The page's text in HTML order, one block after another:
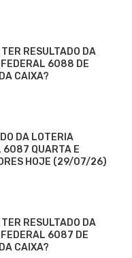
RESULTADO DA
6088 DE
CAIXA?
DA LOTERIA
6087 QUARTA E
HOJE (29/07/26)
RESULTADO DA
6087 DE
CAIXA?